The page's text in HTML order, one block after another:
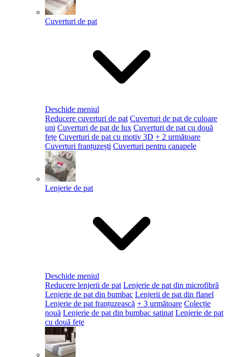
Cuverturi de pat
Deschide meniul
Reducere cuverturi de pat Cuverturi de pat de culoare
uni Cuverturi de pat de lux Cuverturi de pat cu două
fețe Cuverturi de pat cu motiv 3D + 2 următoare
Cuverturi franțuzești Cuverturi pentru canapele
Lenjerie de pat
Deschide meniul
Reducere lenjerii de pat Lenjerie de pat din microfibră
Lenjerie de pat din bumbac Lenjerii de pat din flanel
Lenjerie de pat franțuzească + 3 următoare Colecție
nouă Lenjerie de pat din bumbac satinat Lenjerie de pat
cu două fețe